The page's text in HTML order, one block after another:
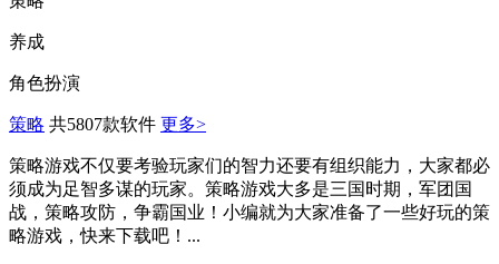
养成
角色扮演
策略 共5807款软件 更多>
策略游戏不仅要考验玩家们的智力还要有组织能力，大家都必
须成为足智多谋的玩家。策略游戏大多是三国时期，军团国
战，策略攻防，争霸国业！小编就为大家准备了一些好玩的策
略游戏，快来下载吧！...